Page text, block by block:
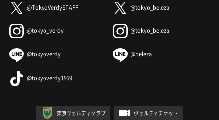
@TokyoVerdySTAFF @tokyo_beleza
@tokyo_verdy @tokyo_beleza
@tokyoverdy @beleza
@tokyoverdy1969
東京ヴェルディクラブ ヴェルディチケット